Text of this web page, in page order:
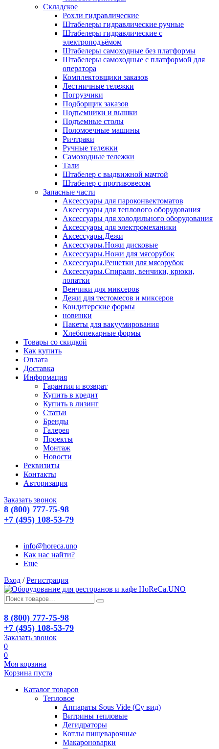
Складское
Рохли гидравлические
Штабелеры гидравлические ручные
Штабелеры гидравлические с
электроподъёмом
Штабелеры самоходные без платформы
Штабелеры самоходные с платформой для
оператора
Комплектовщики заказов
Лестничные тележки
Погрузчики
Подборщик заказов
Подъемники и вышки
Подъемные столы
Поломоечные машины
Ричтраки
Ручные тележки
Самоходные тележки
Тали
Штабелер с выдвижной мачтой
Штабелер с противовесом
Запасные части
Аксессуары для пароконвектоматов
Аксессуары для теплового оборудования
Аксессуары для холодильного оборудования
Аксессуары для электромеханики
Аксессуары.Дежи
Аксессуары.Ножи дисковые
Аксессуары.Ножи для мясорубок
Аксессуары.Решетки для мясорубок
Аксессуары.Спирали, венчики, крюки,
лопатки
Венчики для миксеров
Дежи для тестомесов и миксеров
Кондитерские формы
новинки
Пакеты для вакуумирования
Хлебопекарные формы
Товары со скидкой
Как купить
Оплата
Доставка
Информация
Гарантия и возврат
Купить в кредит
Купить в лизинг
Статьи
Бренды
Галерея
Проекты
Монтаж
Новости
Реквизиты
Контакты
Авторизация
Заказать звонок
8 (800) 777-75-98
+7 (495) 108-53-79
info@horeca.uno
Как нас найти?
Еще
Вход / Регистрация
8 (800) 777-75-98
+7 (495) 108-53-79
Заказать звонок
0
0
Моя корзина
Корзина пуста
Каталог товаров
Тепловое
Аппараты Sous Vide (Су вид)
Витрины тепловые
Дегидраторы
Котлы пищеварочные
Макароноварки